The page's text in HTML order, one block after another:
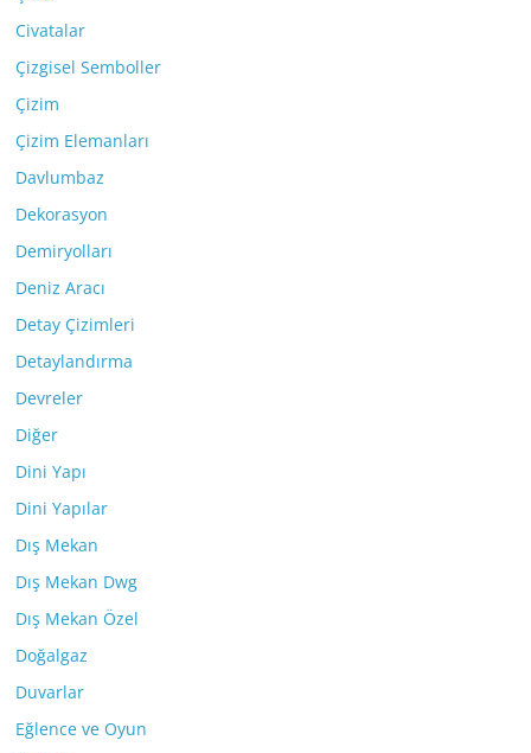
Civatalar
Çizgisel Semboller
Çizim
Çizim Elemanları
Davlumbaz
Dekorasyon
Demiryolları
Deniz Aracı
Detay Çizimleri
Detaylandırma
Devreler
Diğer
Dini Yapı
Dini Yapılar
Dış Mekan
Dış Mekan Dwg
Dış Mekan Özel
Doğalgaz
Duvarlar
Eğlence ve Oyun